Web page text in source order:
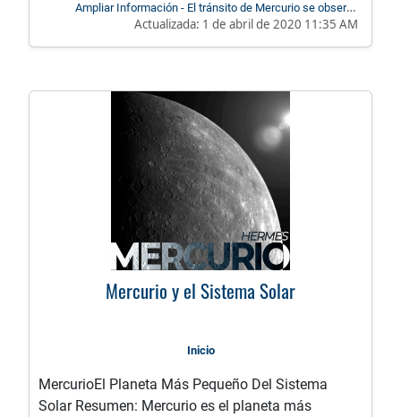
Ampliar Información - El tránsito de Mercurio se observó
desde el POAUTP
Actualizada: 1 de abril de 2020 11:35 AM
Mercurio y el Sistema Solar
Inicio
MercurioEl Planeta Más Pequeño Del Sistema
Solar Resumen: Mercurio es el planeta más